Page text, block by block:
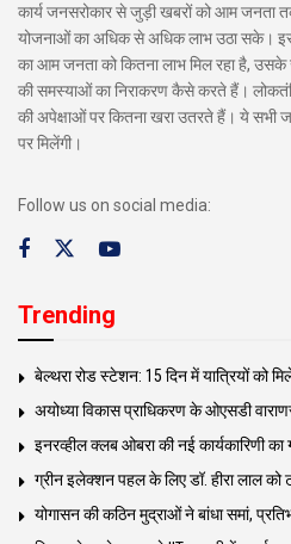
कार्य जनसरोकार से जुड़ी खबरों को आम जनता
योजनाओं का अधिक से अधिक लाभ उठा सके।
का आम जनता को कितना लाभ मिल रहा है,
की समस्याओं का निराकरण कैसे करते हैं।
की अपेक्षाओं पर कितना खरा उतरते हैं। ये
पर मिलेंगी।
Follow us on social media:
Trending
बेल्थरा रोड स्टेशन: 15 दिन में यात्रियों को
अयोध्या विकास प्राधिकरण के ओएसडी
इनरव्हील क्लब ओबरा की नई कार्यकारिणी
ग्रीन इलेक्शन पहल के लिए डॉ. हीरा लाल को
योगासन की कठिन मुद्राओं ने बांधा समां,